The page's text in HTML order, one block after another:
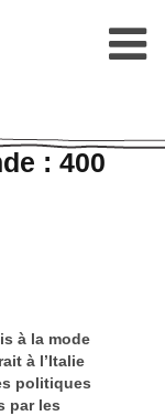
: 400
à la mode
à l’Italie
politiques
par les